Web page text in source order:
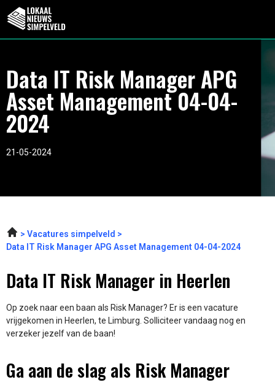
Data IT Risk Manager APG
Asset Management 04-04-
2024
21-05-2024
Vacatures simpelveld
Data IT Risk Manager APG Asset Management 04-04-2024
Data IT Risk Manager in Heerlen
Op zoek naar een baan als Risk Manager? Er is een vacature
vrijgekomen in Heerlen, te Limburg. Solliciteer vandaag nog en
verzeker jezelf van de baan!
Ga aan de slag als Risk Manager